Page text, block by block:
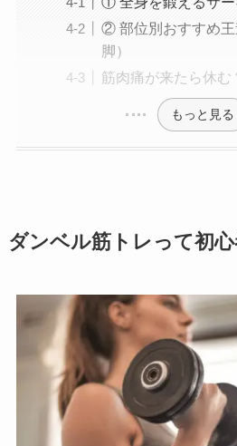
② 部位別おすすめ王
脚）
筋肉痛が来たら休む
もっと見る
ダンベル筋トレって初